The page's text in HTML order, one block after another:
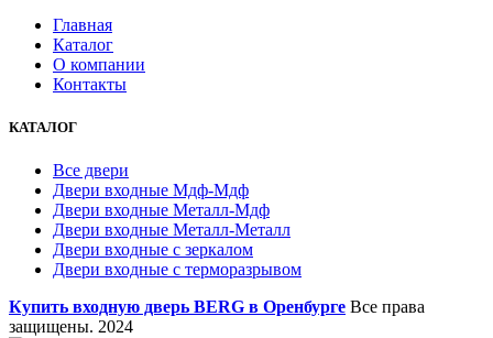
Главная
Каталог
О компании
Контакты
КАТАЛОГ
Все двери
Двери входные Мдф-Мдф
Двери входные Металл-Мдф
Двери входные Металл-Металл
Двери входные с зеркалом
Двери входные с терморазрывом
Купить входную дверь BERG в Оренбурге Все права
защищены. 2024